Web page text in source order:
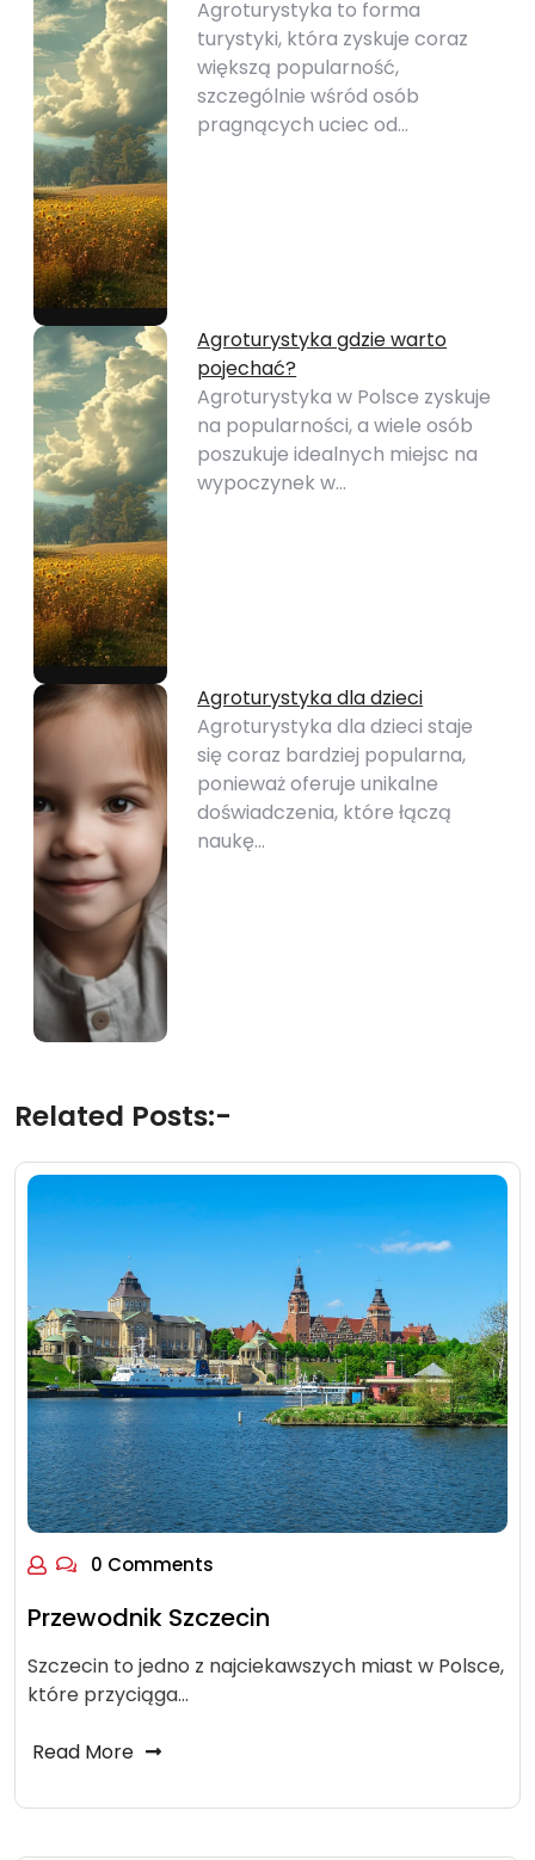
Agroturystyka to forma
turystyki, która zyskuje coraz
większą popularność,
szczególnie wśród osób
pragnących uciec od…
Agroturystyka gdzie warto
pojechać?
Agroturystyka w Polsce zyskuje
na popularności, a wiele osób
poszukuje idealnych miejsc na
wypoczynek w…
Agroturystyka dla dzieci
Agroturystyka dla dzieci staje
się coraz bardziej popularna,
ponieważ oferuje unikalne
doświadczenia, które łączą
naukę…
Related Posts:-
0 Comments
Przewodnik Szczecin
Szczecin to jedno z najciekawszych miast w Polsce,
które przyciąga…
Read More